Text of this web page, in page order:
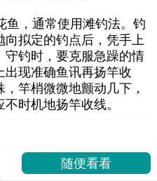
，通常使用滩钓法。钓
向拟定的钓点后，凭手上
守钓时，要克服急躁的情
现准确鱼讯再扬竿收
竿梢微微地颤动几下，
时机地扬竿收线。